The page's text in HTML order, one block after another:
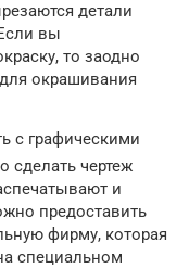
детали
вы
то заодно
окрашивания
с графическими
сделать чертеж
и
предоставить
фирму, которая
специальном